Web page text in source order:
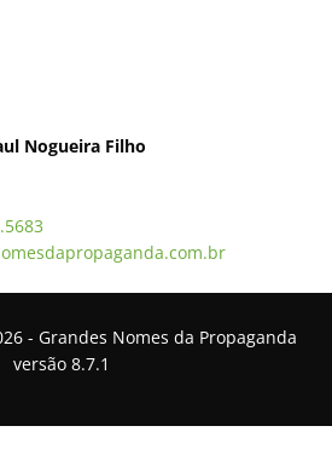
Nogueira Filho
- Grandes Nomes da Propaganda
versão 8.7.1